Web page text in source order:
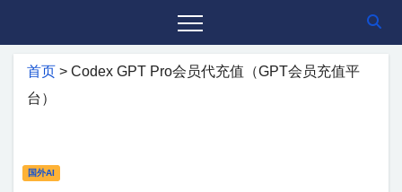
首页 > Codex GPT Pro会员代充值（GPT会员充值平
台）
国外AI